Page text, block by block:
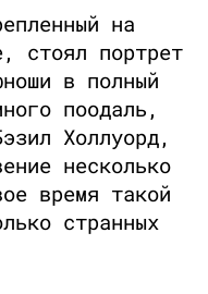
на
стоял портрет
в полный
поодаль,
Холлуорд,
несколько
время такой
странных